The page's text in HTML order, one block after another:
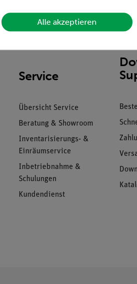
Service
Übersicht Service
Beratung & Showroom
Inventarisierungs- &
Einräumservice
Inbetriebnahme &
Schulungen
Kundendienst
Alle akzeptieren